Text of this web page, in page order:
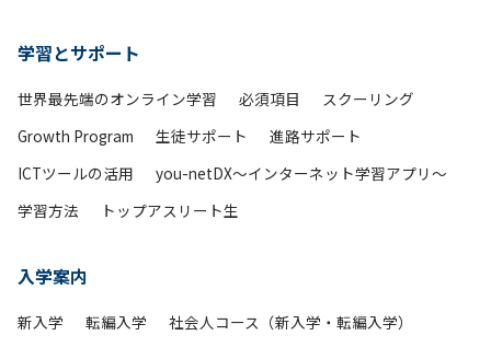
学習とサポート
世界最先端のオンライン学習 必須項目
スクーリング
Growth Program
生徒サポート
進路サポート
ICTツールの活用
you-netDX～インターネット学習アプリ～
学習方法
トップアスリート生
入学案内
新入学 転編入学
社会人コース（新入学・転編入学）